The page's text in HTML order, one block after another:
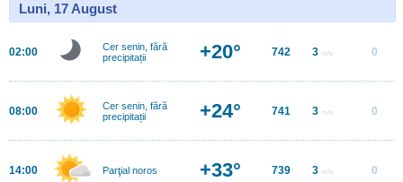
Luni, 17 August
02:00
Cer senin, fără
precipitații
+20° 742 3 m/s 0
08:00
Cer senin, fără
precipitații
+24° 741 3 m/s 0
14:00 Parţial noros +33° 739 3 m/s 0